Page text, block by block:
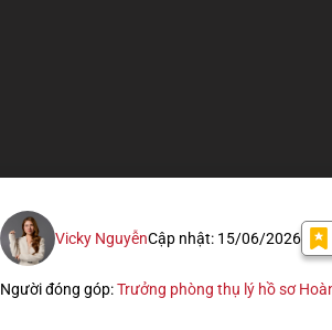
Vicky NguyễnCập nhật: 15/06/2026
Người đóng góp:Trưởng phòng thụ lý hồ sơ